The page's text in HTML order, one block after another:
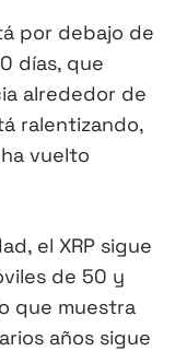
por debajo de
días, que
alrededor de
ralentizando,
vuelto
el XRP sigue
de 50 y
que muestra
años sigue